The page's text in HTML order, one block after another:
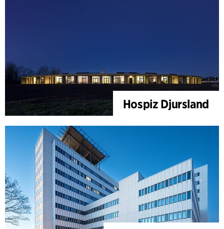
Hospiz Djursland